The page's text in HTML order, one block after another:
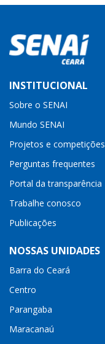
INSTITUCIONAL
Sobre o SENAI
Mundo SENAI
Projetos e competições
Perguntas frequentes
Portal da transparência
Trabalhe conosco
Publicações
NOSSAS UNIDADES
Barra do Ceará
Centro
Parangaba
Maracanaú